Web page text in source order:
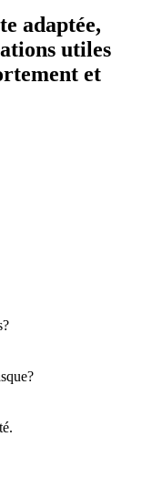
adaptée,
utiles
et